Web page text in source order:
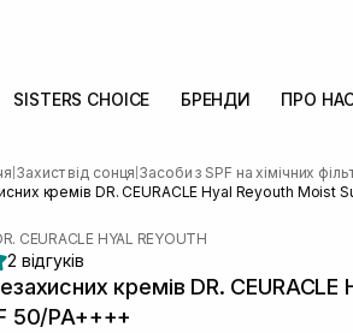
SISTERS CHOICE БРЕНДИ ПРО
Захист від сонця Засоби з SPF на хімічних
кремів DR. CEURACLE Hyal Reyouth Moist
CEURACLE HYAL REYOUTH
2 відгуків
кремів DR.
50/PA++++